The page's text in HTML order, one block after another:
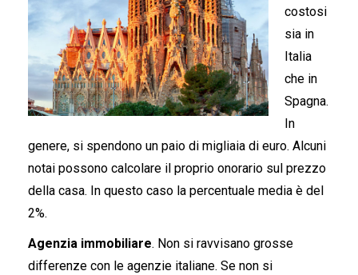
costosi
sia in
Italia
che in
Spagna.
In
genere, si spendono un paio di migliaia di euro. Alcuni
notai possono calcolare il proprio onorario sul prezzo
della casa. In questo caso la percentuale media è del
2%.
Agenzia immobiliare. Non si ravvisano grosse
differenze con le agenzie italiane. Se non si